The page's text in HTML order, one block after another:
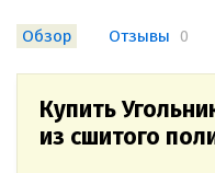
Обзор Отзывы 0
Купить
из сшитого